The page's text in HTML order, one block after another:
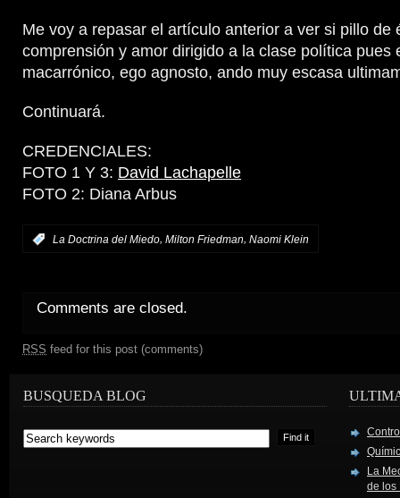
Me voy a repasar el artículo anterior a ver si pillo de
comprensión y amor dirigido a la clase política pues
macarrónico, ego agnosto, ando muy escasa
Continuará.
CREDENCIALES:
FOTO 1 Y 3: David Lachapelle
FOTO 2: Diana Arbus
La Doctrina del Miedo, Milton Friedman, Naomi Klein
Comments are closed.
RSS feed for this post (comments)
BUSQUEDA BLOG
La
de los